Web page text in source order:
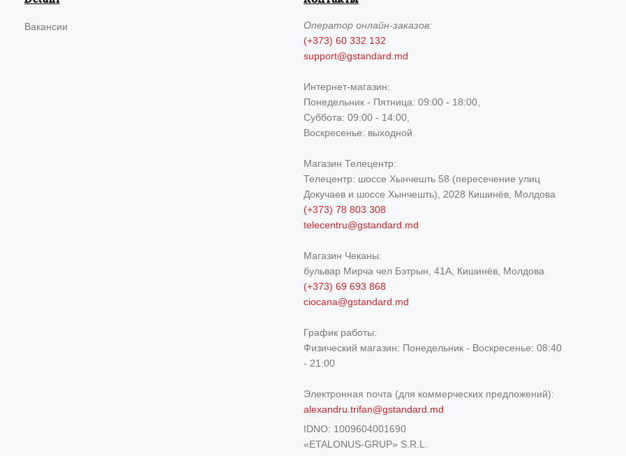
Вакансии Операторонлайн-заказов:
(+373) 60 332 132
support@gstandard.md
Интернет-магазин:
Понедельник - Пятница: 09:00 - 18:00,
Суббота: 09:00 - 14:00,
Воскресенье: выходной
Магазин Телецентр:
Телецентр: шоссе Хынчешть 58 (пересечение улиц
Докучаев и шоссе Хынчешть), 2028 Кишинёв, Молдова
(+373) 78 803 308
telecentru@gstandard.md
Магазин Чеканы:
бульвар Мирча чел Бэтрын, 41A, Кишинёв, Молдова
(+373) 69 693 868
ciocana@gstandard.md
График работы:
Физический магазин: Понедельник - Воскресенье: 08:40
- 21:00
Электронная почта (для коммерческих предложений):
alexandru.trifan@gstandard.md
IDNO: 1009604001690
«ETALONUS-GRUP» S.R.L.